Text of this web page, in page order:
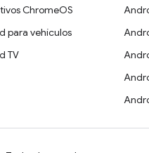
ChromeOS
para vehículos
TV